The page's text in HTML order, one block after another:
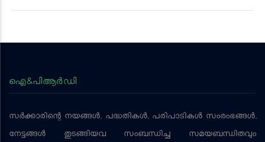
ഐ&പിആര്‍ഡി
സര്‍ക്കാരിന്റെ നയങ്ങള്‍, പദ്ധതികള്‍, പരിപാടികള്‍ സംരംഭങ്ങള്‍,
നേട്ടങ്ങള്‍ തുടങ്ങിയവ സംബന്ധിച്ച സമയബന്ധിതവും